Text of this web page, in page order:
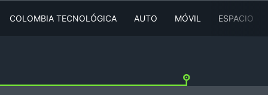
COLOMBIA TECNOLÓGICA AUTO MÓVIL ESPACIO